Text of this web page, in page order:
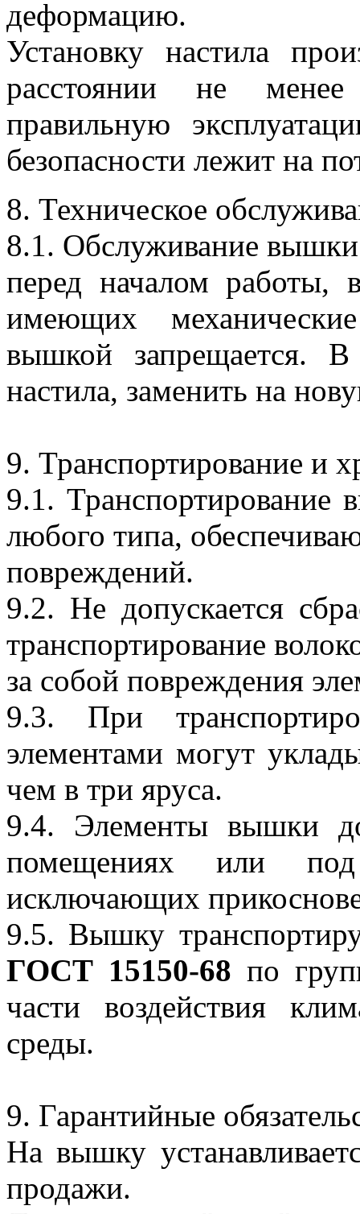
деформацию.
Установку настила
расстоянии не
правильную
безопасности лежит на
8. Техническое
8.1. Обслуживание вышки
перед началом работы,
имеющих
вышкой запрещается.
настила, заменить на
9. Транспортирование и
9.1. Транспортирование
любого типа,
повреждений.
9.2. Не допускается
транспортирование
за собой повреждения
9.3. При
элементами могут
чем в три яруса.
9.4. Элементы вышки
помещениях или
исключающих
9.5. Вышку
ГОСТ 15150-68 по
части воздействия
среды.
9. Гарантийные
На вышку
продажи.